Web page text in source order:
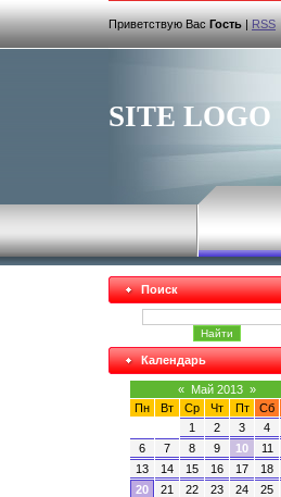
Приветствую Вас Гость|RSS
SITE LOGO
Поиск
Календарь
« Май 2013 »
Пн
Вт Ср Чт Пт Сб
1
2 3 4
6
7 8 9 10 11
13
14 15 16 17 18
20
21 22 23 24 25